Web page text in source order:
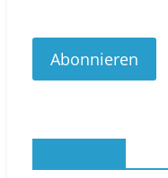
Abonnieren